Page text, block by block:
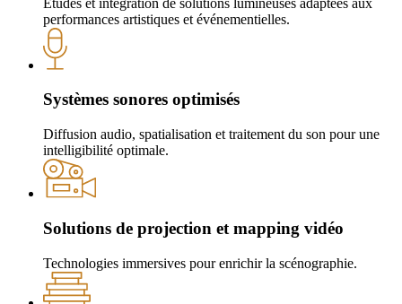
Études et intégration de solutions lumineuses adaptées aux
performances artistiques et événementielles.
Systèmes sonores optimisés
Diffusion audio, spatialisation et traitement du son pour une
intelligibilité optimale.
Solutions de projection et mapping vidéo
Technologies immersives pour enrichir la scénographie.